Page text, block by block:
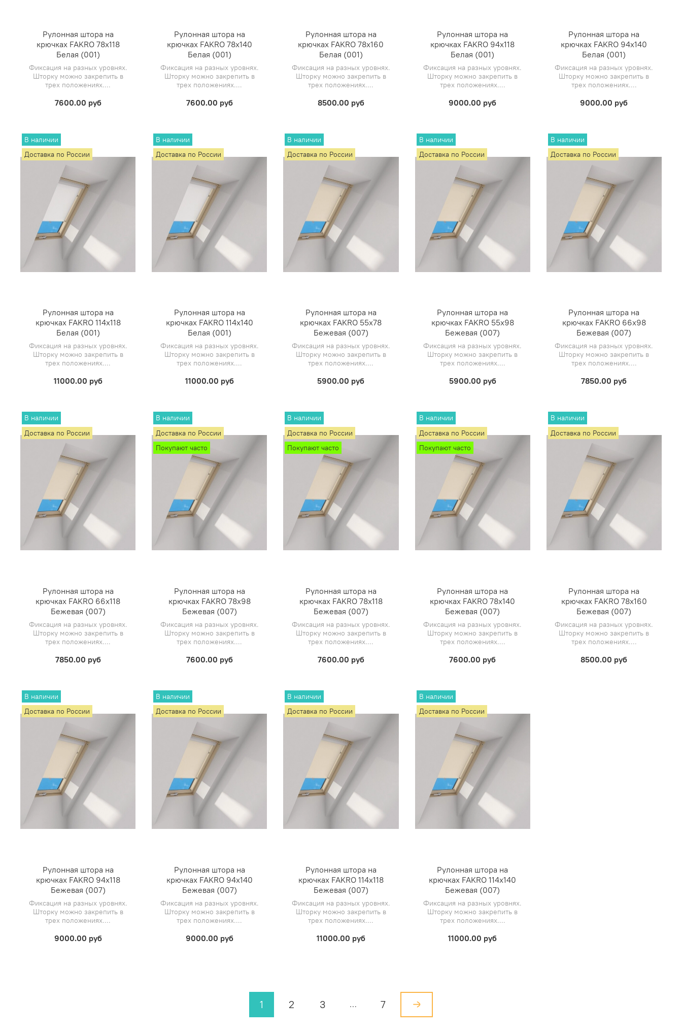
Рулонная штора на
крючках FAKRO 78х118
Белая (001)
Фиксация на разных уровнях.
Шторку можно закрепить в
трех положениях....
7600.00 руб
Рулонная штора на
крючках FAKRO 78х140
Белая (001)
Фиксация на разных уровнях.
Шторку можно закрепить в
трех положениях....
7600.00 руб
Рулонная штора на
крючках FAKRO 78х160
Белая (001)
Фиксация на разных уровнях.
Шторку можно закрепить в
трех положениях....
8500.00 руб
Рулонная штора на
крючках FAKRO 94х118
Белая (001)
Фиксация на разных уровнях.
Шторку можно закрепить в
трех положениях....
9000.00 руб
Рулонная штора на
крючках FAKRO 94х140
Белая (001)
Фиксация на разных уровнях.
Шторку можно закрепить в
трех положениях....
9000.00 руб
В наличии
Доставка по России
Рулонная штора на
крючках FAKRO 114х118
Белая (001)
Фиксация на разных уровнях.
Шторку можно закрепить в
трех положениях....
11000.00 руб
В наличии
Доставка по России
Рулонная штора на
крючках FAKRO 114х140
Белая (001)
Фиксация на разных уровнях.
Шторку можно закрепить в
трех положениях....
11000.00 руб
В наличии
Доставка по России
Рулонная штора на
крючках FAKRO 55х78
Бежевая (007)
Фиксация на разных уровнях.
Шторку можно закрепить в
трех положениях....
5900.00 руб
В наличии
Доставка по России
Рулонная штора на
крючках FAKRO 55х98
Бежевая (007)
Фиксация на разных уровнях.
Шторку можно закрепить в
трех положениях....
5900.00 руб
В наличии
Доставка по России
Рулонная штора на
крючках FAKRO 66х98
Бежевая (007)
Фиксация на разных уровнях.
Шторку можно закрепить в
трех положениях....
7850.00 руб
В наличии
Доставка по России
Рулонная штора на
крючках FAKRO 66х118
Бежевая (007)
Фиксация на разных уровнях.
Шторку можно закрепить в
трех положениях....
7850.00 руб
В наличии
Доставка по России
Покупают часто
Рулонная штора на
крючках FAKRO 78х98
Бежевая (007)
Фиксация на разных уровнях.
Шторку можно закрепить в
трех положениях....
7600.00 руб
В наличии
Доставка по России
Покупают часто
Рулонная штора на
крючках FAKRO 78х118
Бежевая (007)
Фиксация на разных уровнях.
Шторку можно закрепить в
трех положениях....
7600.00 руб
В наличии
Доставка по России
Покупают часто
Рулонная штора на
крючках FAKRO 78х140
Бежевая (007)
Фиксация на разных уровнях.
Шторку можно закрепить в
трех положениях....
7600.00 руб
В наличии
Доставка по России
Рулонная штора на
крючках FAKRO 78х160
Бежевая (007)
Фиксация на разных уровнях.
Шторку можно закрепить в
трех положениях....
8500.00 руб
В наличии
Доставка по России
Рулонная штора на
крючках FAKRO 94х118
Бежевая (007)
Фиксация на разных уровнях.
Шторку можно закрепить в
трех положениях....
9000.00 руб
В наличии
Доставка по России
Рулонная штора на
крючках FAKRO 94х140
Бежевая (007)
Фиксация на разных уровнях.
Шторку можно закрепить в
трех положениях....
9000.00 руб
В наличии
Доставка по России
Рулонная штора на
крючках FAKRO 114х118
Бежевая (007)
Фиксация на разных уровнях.
Шторку можно закрепить в
трех положениях....
11000.00 руб
В наличии
Доставка по России
Рулонная штора на
крючках FAKRO 114х140
Бежевая (007)
Фиксация на разных уровнях.
Шторку можно закрепить в
трех положениях....
11000.00 руб
1 2 3 … 7